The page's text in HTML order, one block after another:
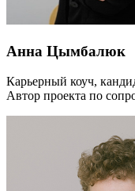
Анна Цымбалюк
Карьерный коуч,
Автор проекта по